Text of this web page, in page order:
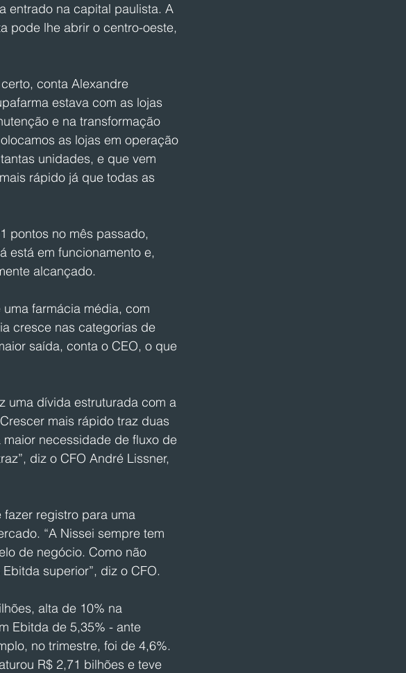
entrado na capital paulista. A
pode lhe abrir o centro-oeste,
conta Alexandre
estava com as lojas
e na transformação
as lojas em operação
unidades, e que vem
rápido já que todas as
pontos no mês passado,
está em funcionamento e,
alcançado.
farmácia média, com
cresce nas categorias de
saída, conta o CEO, o que
uma dívida estruturada com a
mais rápido traz duas
necessidade de fluxo de
diz o CFO André Lissner,
registro para uma
“A Nissei sempre tem
de negócio. Como não
superior”, diz o CFO.
alta de 10% na
Ebitda de 5,35% - ante
no trimestre, foi de 4,6%.
R$ 2,71 bilhões e teve